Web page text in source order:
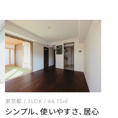
東京都 / 3LDK / 66.15㎡
シンプル､使いやすさ､居心